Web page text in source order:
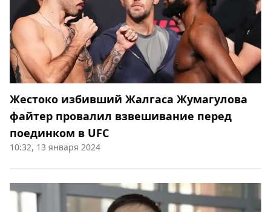
Жестоко избивший Жалгаса Жумагулова
файтер провалил взвешивание перед
поединком в UFC
10:32, 13 января 2024